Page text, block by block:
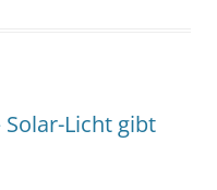
Solar-Licht gibt